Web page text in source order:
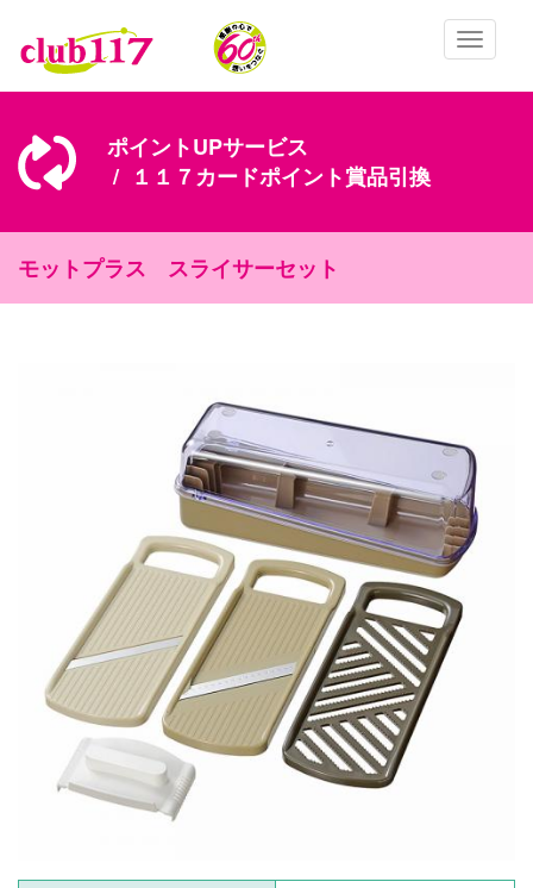
Toggle
ポイントUPサービス
１１７カードポイント賞品引換
モットプラス スライサーセット